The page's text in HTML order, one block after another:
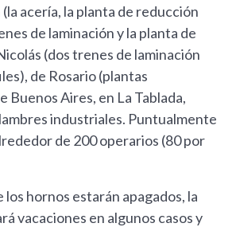
acería, la planta de reducción
de laminación y la planta de
(dos trenes de laminación
de Rosario (plantas
Buenos Aires, en La Tablada,
industriales. Puntualmente
de 200 operarios (80 por
los hornos estarán apagados, la
vacaciones en algunos casos y